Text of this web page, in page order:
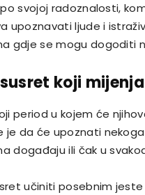
svojoj radoznalosti,
upoznavati ljude i
gdje se mogu dogoditi
koji
period u kojem će
je da će upoznati
događaju ili čak u
učiniti posebnim jeste